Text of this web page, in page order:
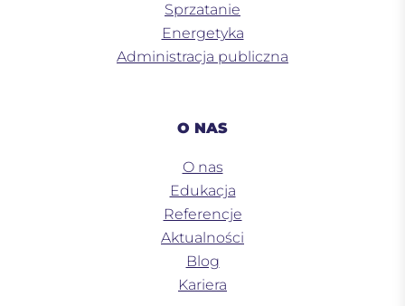
Sprzatanie
Energetyka
Administracja publiczna
O NAS
O nas
Edukacja
Referencje
Aktualności
Blog
Kariera